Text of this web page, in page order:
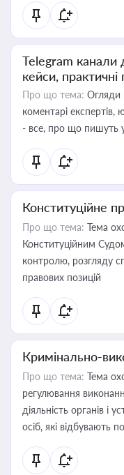
Telegram канали
кейси, практичні
Про що тема: Огляди
коментарі експертів,
- все, про що пишуть
Конституційне
Про що тема: Тема
Конституційним
контролю, розгляду
правових позицій
Кримінально-
Про що тема: Тема
регулювання
діяльність органів і
осіб, які відбувають